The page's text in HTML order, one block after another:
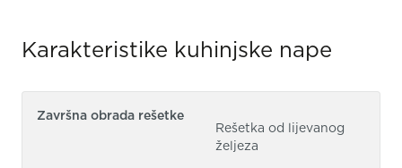
Karakteristike kuhinjske nape
Završna obrada rešetke
Rešetka od lijevanog
željeza